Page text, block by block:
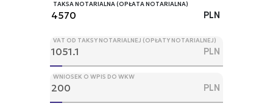
TAKSA NOTARIALNA (OPŁATA NOTARIALNA)
PLN
VAT OD TAKSY NOTARIALNEJ (OPŁATY NOTARIALNEJ)
PLN
WNIOSEK O WPIS DO WKW
PLN